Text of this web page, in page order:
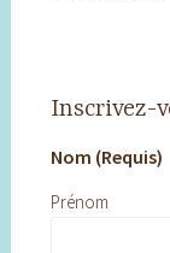
Inscrivez-
Nom (Requis)
Prénom